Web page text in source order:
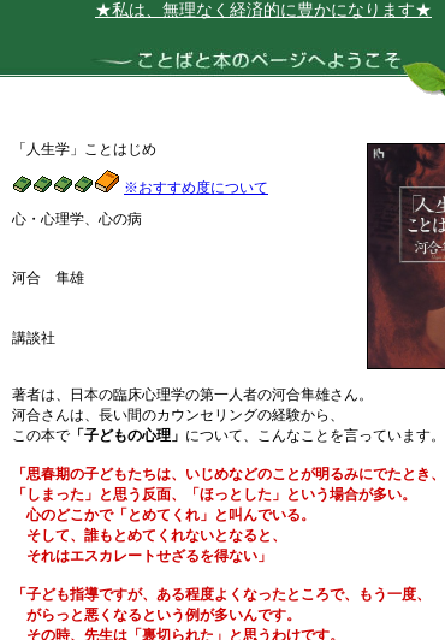
★私は、無理なく経済的に豊かになります★
「人生学」ことはじめ
※おすすめ度について
心・心理学、心の病
河合 隼雄
講談社
著者は、日本の臨床心理学の第一人者の河合隼雄さん。
河合さんは、長い間のカウンセリングの経験から、
この本で 「子どもの心理」 について、こんなことを言っています。
「思春期の子どもたちは、いじめなどのことが明るみにでたとき、
「しまった」と思う反面、「ほっとした」という場合が多い。
心のどこかで「とめてくれ」と叫んでいる。
そして、誰もとめてくれないとなると、
それはエスカレートせざるを得ない」
「子ども指導ですが、ある程度よくなったところで、もう一度、
がらっと悪くなるという例が多いんです。
その時、先生は「裏切られた」と思うわけです。